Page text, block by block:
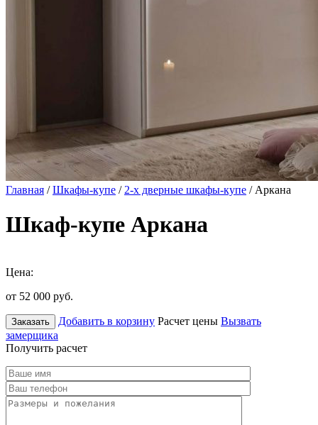
Главная /Шкафы-купе / 2-х дверные шкафы-купе / Аркана
Шкаф-купе Аркана
Цена:
от 52 000 руб.
Заказать Добавить в корзину Расчет цены Вызвать
замерщика
Получить расчет